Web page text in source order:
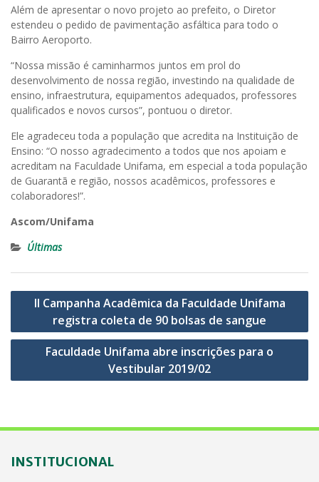
Além de apresentar o novo projeto ao prefeito, o Diretor
estendeu o pedido de pavimentação asfáltica para todo o
Bairro Aeroporto.
“Nossa missão é caminharmos juntos em prol do
desenvolvimento de nossa região, investindo na qualidade de
ensino, infraestrutura, equipamentos adequados, professores
qualificados e novos cursos”, pontuou o diretor.
Ele agradeceu toda a população que acredita na Instituição de
Ensino: “O nosso agradecimento a todos que nos apoiam e
acreditam na Faculdade Unifama, em especial a toda população
de Guarantã e região, nossos acadêmicos, professores e
colaboradores!”.
Ascom/Unifama
Últimas
Navegação
Post
II Campanha Acadêmica da Faculdade Unifama
registra coleta de 90 bolsas de sangue
Faculdade Unifama abre inscrições para o
Vestibular 2019/02
INSTITUCIONAL